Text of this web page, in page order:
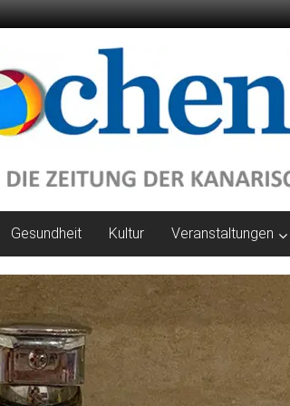
Gesundheit Kultur Veranstaltungen